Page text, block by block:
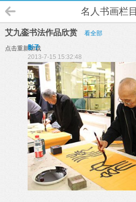
名人书画栏目
艾九銮书法作品欣赏 看全部
点击重新加载
影子
2013-7-15 15:32:48